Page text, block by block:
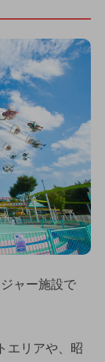
ャー施設で
エリアや、昭